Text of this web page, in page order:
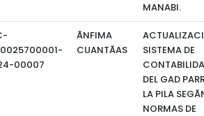
MANABI.
00007
ÃNFIMA
CUANTÃAS
SISTEMA DE
DEL GAD
LA PILA
NORMAS DE